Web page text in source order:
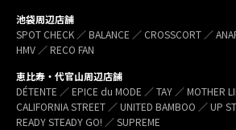
池袋周辺店舗
SPOT CHECK ／ BALANCE ／ CROSSCORT ／
HMV ／ RECO FAN
恵比寿・代官山周辺店舗
DÉTENTE ／ EPICE du MODE ／ TAY ／ MOTHER
CALIFORNIA STREET ／ UNITED BAMBOO ／ UP
READY STEADY GO! ／ SUPREME